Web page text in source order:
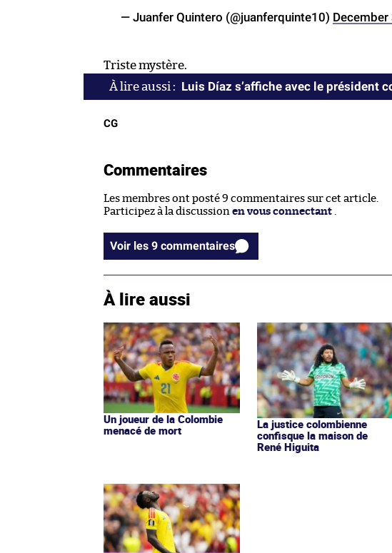
— Juanfer Quintero (@juanferquinte10)
Triste mystère.
Luis Díaz s’affiche avec le président
CG
Commentaires
Les membres ont posté 9 commentaires sur cet article.
Participez à la discussion en vous connectant .
Voir les 9 commentaires
À lire aussi
Un joueur de la Colombie
menacé de mort
La justice colombienne
confisque la maison de
René Higuita